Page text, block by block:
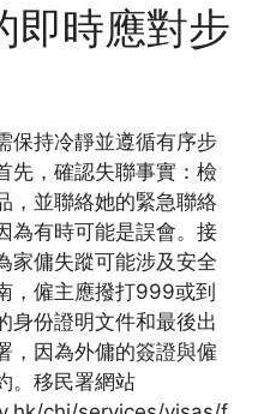
即時應對步
保持冷靜並遵循有序步
先，確認失聯事實：檢
，並聯絡她的緊急聯絡
為有時可能是誤會。接
家傭失蹤可能涉及安全
，僱主應撥打999或到
身份證明文件和最後出
，因為外傭的簽證與僱
。移民署網站